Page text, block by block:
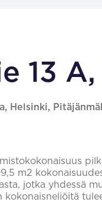
13
Helsinki,
m2
jotka yhdessä
kokonaisneliöitä